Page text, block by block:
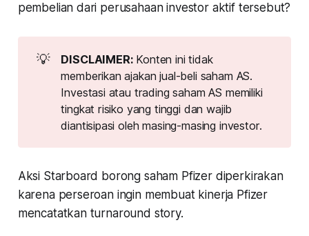
pembelian dari perusahaan investor aktif tersebut?
💡 DISCLAIMER: Konten ini tidak
memberikan ajakan jual-beli saham AS.
Investasi atau trading saham AS memiliki
tingkat risiko yang tinggi dan wajib
diantisipasi oleh masing-masing investor.
Aksi Starboard borong saham Pfizer diperkirakan
karena perseroan ingin membuat kinerja Pfizer
mencatatkan turnaround story.